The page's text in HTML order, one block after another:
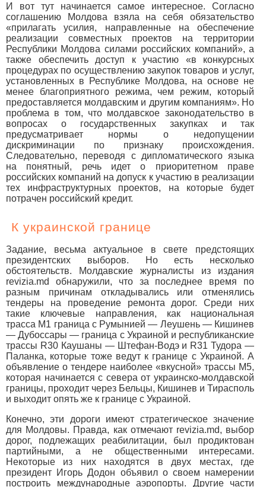
И вот тут начинается самое интересное. Согласно
соглашению Молдова взяла на себя обязательство
«прилагать усилия, направленные на обеспечение
реализации совместных проектов на территории
Республики Молдова силами российских компаний», а
также обеспечить доступ к участию «в конкурсных
процедурах по осуществлению закупок товаров и услуг,
установленных в Республике Молдова, на основе не
менее благоприятного режима, чем режим, который
предоставляется молдавским и другим компаниям». Но
проблема в том, что молдавское законодательство в
вопросах о государственных закупках и так
предусматривает нормы о недопущении
дискриминации по признаку происхождения.
Следовательно, переводя с дипломатического языка
на понятный, речь идет о приоритетном праве
российских компаний на допуск к участию в реализации
тех инфраструктурных проектов, на которые будет
потрачен российский кредит.
К украинской границе
Задание, весьма актуальное в свете предстоящих
президентских выборов. Но есть несколько
обстоятельств. Молдавские журналисты из издания
revizia.md обнаружили, что за последнее время по
разным причинам откладывались или отменялись
тендеры на проведение ремонта дорог. Среди них
такие ключевые направления, как национальная
трасса М1 граница с Румынией — Леушень — Кишинев
— Дубоссары — граница с Украиной и республиканские
трассы R30 Каушаны — Штефан-Водэ и R31 Тудора —
Паланка, которые тоже ведут к границе с Украиной. А
объявление о тендере наиболее «вкусной» трассы М5,
которая начинается с севера от украинско-молдавской
границы, проходит через Бельцы, Кишинев и Тирасполь
и выходит опять же к границе с Украиной.
Конечно, эти дороги имеют стратегическое значение
для Молдовы. Правда, как отмечают revizia.md, выбор
дорог, подлежащих реабилитации, был продиктован
партийными, а не общественными интересами.
Некоторые из них находятся в двух местах, где
президент Игорь Додон объявил о своем намерении
построить международные аэропорты. Другие части